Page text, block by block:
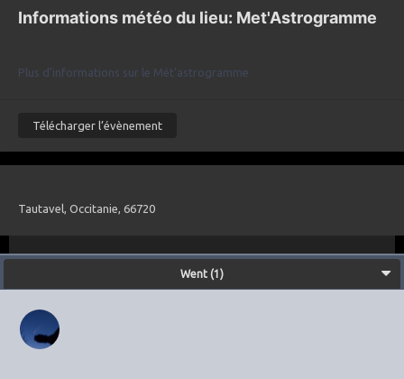
Informations météo du lieu: Met'Astrogramme
Plus d'informations sur le Mét'astrogramme
Télécharger l’évènement
Tautavel, Occitanie, 66720
Went (1)